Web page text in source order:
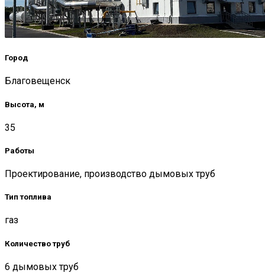
Город
Благовещенск
Высота, м
35
Работы
Проектирование, производство дымовых труб
Тип топлива
газ
Количество труб
6 дымовых труб